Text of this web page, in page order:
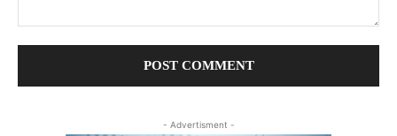
- Advertisment -